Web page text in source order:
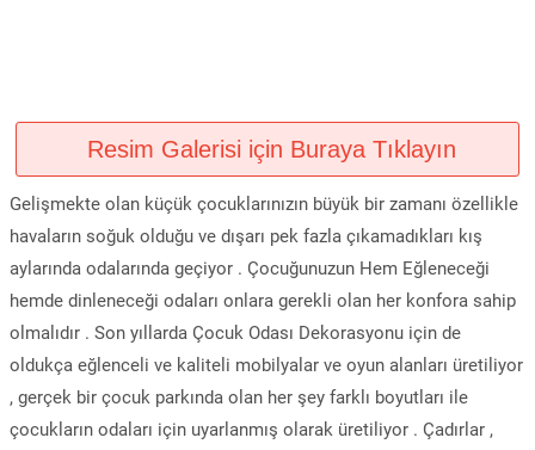
Resim Galerisi için Buraya Tıklayın
Gelişmekte olan küçük çocuklarınızın büyük bir zamanı özellikle
havaların soğuk olduğu ve dışarı pek fazla çıkamadıkları kış
aylarında odalarında geçiyor . Çocuğunuzun Hem Eğleneceği
hemde dinleneceği odaları onlara gerekli olan her konfora sahip
olmalıdır . Son yıllarda Çocuk Odası Dekorasyonu için de
oldukça eğlenceli ve kaliteli mobilyalar ve oyun alanları üretiliyor
, gerçek bir çocuk parkında olan her şey farklı boyutları ile
çocukların odaları için uyarlanmış olarak üretiliyor . Çadırlar ,